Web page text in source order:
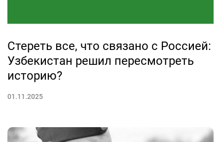
Стереть все, что связано с Россией:
Узбекистан решил пересмотреть
историю?
01.11.2025